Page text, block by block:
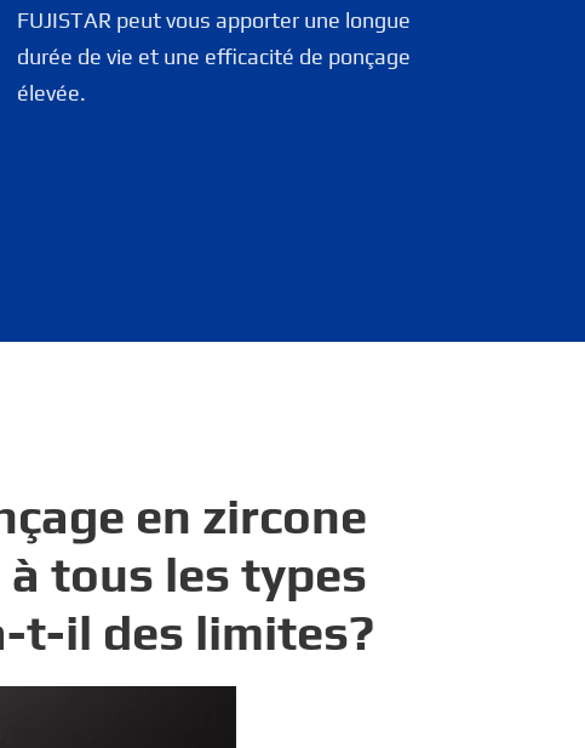
FUJISTAR peut vous apporter une longue
durée de vie et une efficacité de ponçage
élevée.
en zircone
tous les types
t-il des limites?